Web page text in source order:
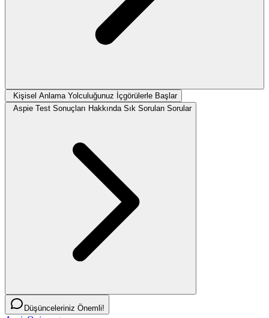
Kişisel Anlama Yolculuğunuz İçgörülerle Başlar
Aspie Test Sonuçları Hakkında Sık Sorulan Sorular
Düşünceleriniz Önemli!